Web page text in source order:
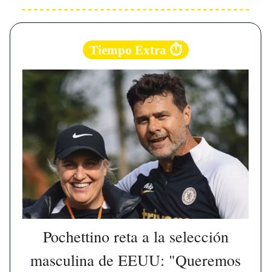
Tiempo Extra ⏱️
Pochettino reta a la selección
masculina de EEUU: "Queremos